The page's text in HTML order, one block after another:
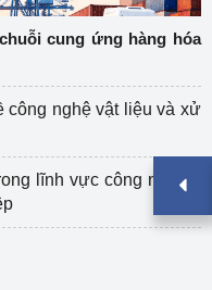
cung ứng hàng hóa
công nghệ vật liệu và xử
lĩnh vực công nghiệp